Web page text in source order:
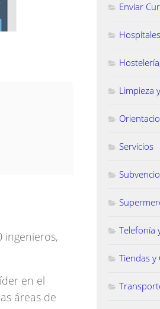
ingenieros,
en el
áreas de
Enviar
Limpieza
Servicios
Telefonía
Tiendas y